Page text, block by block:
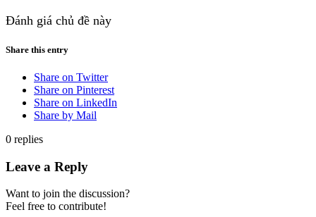
Đánh giá chủ đề này
Share this entry
Share on Twitter
Share on Pinterest
Share on LinkedIn
Share by Mail
0 replies
Leave a Reply
Want to join the discussion?
Feel free to contribute!